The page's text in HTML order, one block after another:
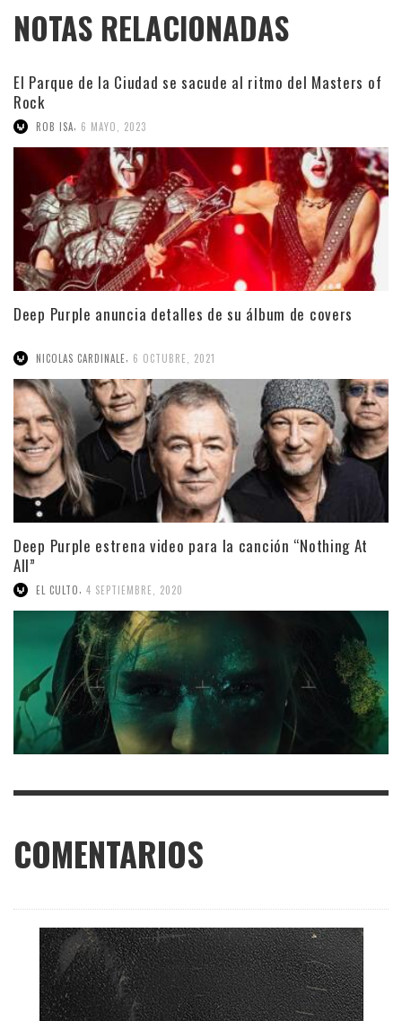
NOTAS RELACIONADAS
El Parque de la Ciudad se sacude al ritmo del Masters of
Rock
ROB ISA, 6 MAYO, 2023
Deep Purple anuncia detalles de su álbum de covers
NICOLAS CARDINALE 6 OCTUBRE, 2021
Deep Purple estrena video para la canción “Nothing At
All”
EL CULTO 4 SEPTIEMBRE, 2020
COMENTARIOS